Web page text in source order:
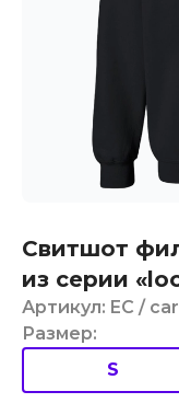
Свитшот
из серии
Артикул: EC /
Размер:
S